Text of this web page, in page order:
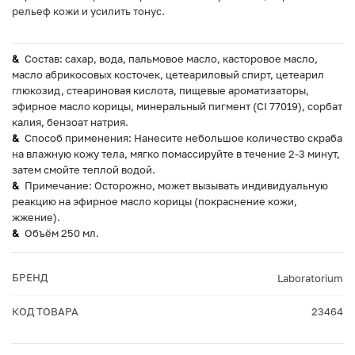
рельеф кожи и усилить тонус.
Состав: сахар, вода, пальмовое масло, касторовое масло,
масло абрикосовых косточек, цетеариловый спирт, цетеарил
глюкозид, стеариновая кислота, пищевые ароматизаторы,
эфирное масло корицы, минеральный пигмент (CI 77019), сорбат
калия, бензоат натрия.
Способ применения: Нанесите небольшое количество скраба
на влажную кожу тела, мягко помассируйте в течение 2-3 минут,
затем смойте теплой водой.
Примечание: Осторожно, может вызывать индивидуальную
реакцию на эфирное масло корицы (покраснение кожи,
жжение).
Объём 250 мл.
БРЕНД Laboratorium
КОД ТОВАРА 23464